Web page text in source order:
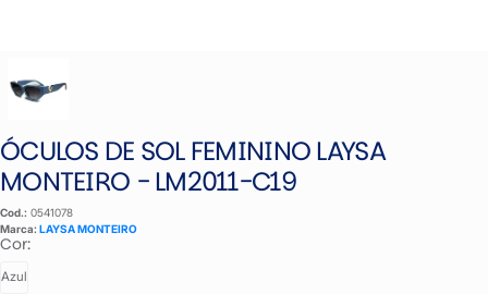
ÓCULOS DE SOL FEMININO LAYSA
MONTEIRO - LM2011-C19
Cod.: 0541078
Marca: LAYSA MONTEIRO
Cor:
Azul